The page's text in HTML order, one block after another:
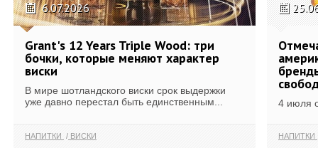
6.07.2026
Grant's 12 Years Triple Wood: три
бочки, которые меняют характер
виски
В мире шотландского виски срок выдержки
уже давно перестал быть единственным...
НАПИТКИ ВИСКИ
4 июля
НАПИТКИ